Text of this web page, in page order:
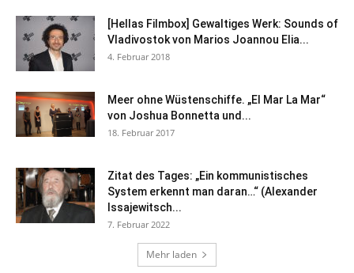
[Hellas Filmbox] Gewaltiges Werk: Sounds of
Vladivostok von Marios Joannou Elia...
4. Februar 2018
Meer ohne Wüstenschiffe. „El Mar La Mar“
von Joshua Bonnetta und...
18. Februar 2017
Zitat des Tages: „Ein kommunistisches
System erkennt man daran…“ (Alexander
Issajewitsch...
7. Februar 2022
Mehr laden